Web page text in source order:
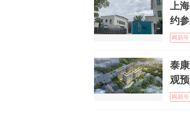
上
约
网易号
泰
观
网易号